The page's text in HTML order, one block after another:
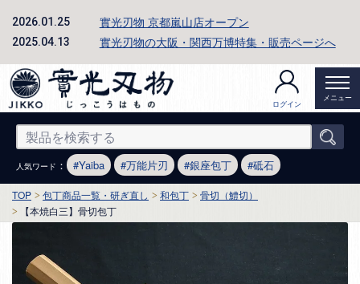
2026.01.25 實光刃物 京都嵐山店オープン
2025.04.13 實光刃物の大阪・関西万博特集・販売ページへ
ログイン
メニュー
人気ワード ： Yaiba 万能片刃 銀座包丁 砥石
TOP 包丁商品一覧・研ぎ直し 和包丁
骨切（鱧切）
【本焼白三】骨切包丁